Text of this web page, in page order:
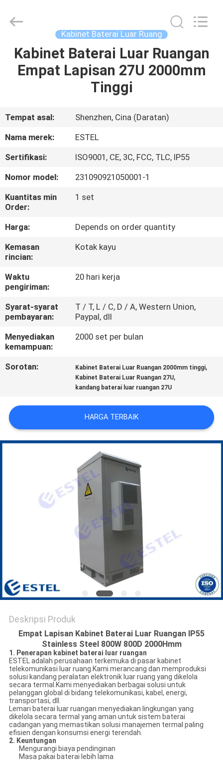
RUMAH
TENTANG
KAMI
TUR
PABRIK
KONTROL
KUALITAS
HUBUNGI
KAMI
BERITA
PERMINTAAN
PENAWARAN
PRIVACY
POLICY
AND
TECHNOLOGY
Reserved.
Kabinet Baterai Luar Ruang
Kabinet Baterai Luar Ruangan
Empat Lapisan 27U 2000mm
Tinggi
Tempat asal:
Shenzhen, Cina (Daratan)
Nama merek:
ESTEL
Sertifikasi:
ISO9001, CE, 3C, FCC, TLC, IP55
Nomor model:
231090921050001-1
Kuantitas min
Order:
1 set
Harga:
Depends on order quantity
Kemasan
rincian:
Kotak kayu
Waktu
pengiriman:
20 hari kerja
Syarat-syarat
pembayaran:
T / T, L / C, D / A, Western Union,
Paypal, dll
Menyediakan
kemampuan:
2000 set per bulan
Sorotan: Kabinet Baterai Luar Ruangan 2000mm tinggi,
Kabinet Baterai Luar Ruangan 27U,
kandang baterai luar ruangan 27U
HARGA TERBAIK
Deskripsi Produk
Empat Lapisan Kabinet Baterai Luar Ruangan IP55
Stainless Steel 800W 800D 2000Hmm
1. Penerapan kabinet baterai luar ruangan
ESTEL adalah perusahaan terkemuka di pasar kabinet
telekomunikasi luar ruang.Kami merancang dan memproduksi
solusi kandang peralatan elektronik luar ruang yang dikelola
secara termal.Kami menyediakan berbagai solusi untuk
pelanggan global di bidang telekomunikasi, kabel, energi,
transportasi, dll.
Lemari baterai luar ruangan menyediakan lingkungan yang
dikelola secara termal yang aman untuk sistem baterai
cadangan yang memastikan solusi manajemen termal paling
efisien dengan konsumsi energi terendah.
2. Keuntungan
Mengurangi biaya pendinginan
Masa pakai baterai lebih lama